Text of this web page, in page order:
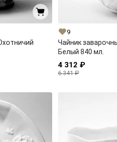
9
Чайник
Белый 840 мл.
4 312 ₽
6 341 ₽